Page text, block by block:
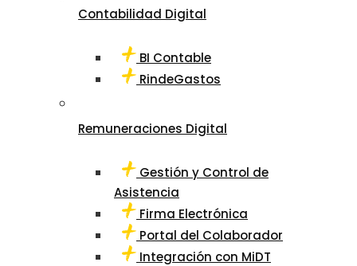
Contabilidad Digital
BI Contable
RindeGastos
Remuneraciones Digital
Gestión y Control de
Asistencia
Firma Electrónica
Portal del Colaborador
Integración con MiDT